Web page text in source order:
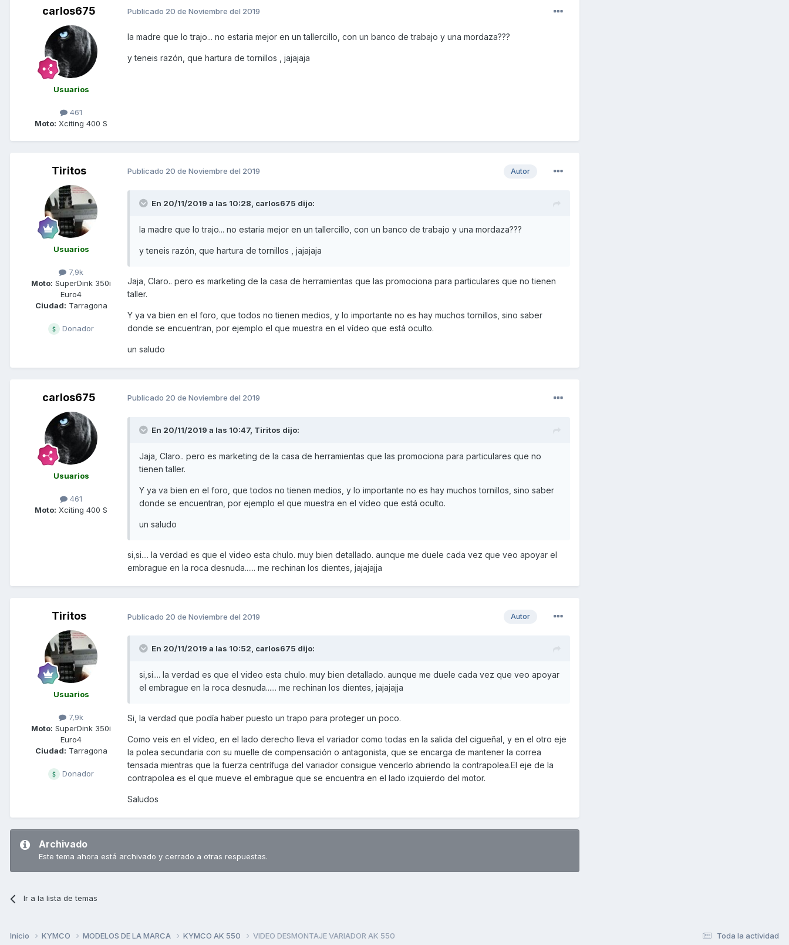
carlos675
Usuarios
461
Moto: Xciting 400 S
Publicado 20 de Noviembre del 2019
la madre que lo trajo... no estaria mejor en un tallercillo, con un banco de trabajo y una mordaza???
y teneis razón, que hartura de tornillos , jajajaja
Tiritos
Usuarios
7,9k
Moto: SuperDink 350i
Euro4
Ciudad: Tarragona
Donador
Autor
Publicado 20 de Noviembre del 2019
En 20/11/2019 a las 10:28, carlos675 dijo:
la madre que lo trajo... no estaria mejor en un tallercillo, con un banco de trabajo y una mordaza???
y teneis razón, que hartura de tornillos , jajajaja
Jaja, Claro.. pero es marketing de la casa de herramientas que las promociona para particulares que no tienen
taller.
Y ya va bien en el foro, que todos no tienen medios, y lo importante no es hay muchos tornillos, sino saber
donde se encuentran, por ejemplo el que muestra en el vídeo que está oculto.
un saludo
carlos675
Usuarios
461
Moto: Xciting 400 S
Publicado 20 de Noviembre del 2019
En 20/11/2019 a las 10:47, Tiritos dijo:
Jaja, Claro.. pero es marketing de la casa de herramientas que las promociona para particulares que no
tienen taller.
Y ya va bien en el foro, que todos no tienen medios, y lo importante no es hay muchos tornillos, sino saber
donde se encuentran, por ejemplo el que muestra en el vídeo que está oculto.
un saludo
si,si.... la verdad es que el video esta chulo. muy bien detallado. aunque me duele cada vez que veo apoyar el
embrague en la roca desnuda...... me rechinan los dientes, jajajajja
Tiritos
Usuarios
7,9k
Moto: SuperDink 350i
Euro4
Ciudad: Tarragona
Donador
Autor
Publicado 20 de Noviembre del 2019
En 20/11/2019 a las 10:52, carlos675 dijo:
si,si.... la verdad es que el video esta chulo. muy bien detallado. aunque me duele cada vez que veo apoyar
el embrague en la roca desnuda...... me rechinan los dientes, jajajajja
Si, la verdad que podía haber puesto un trapo para proteger un poco.
Como veis en el vídeo, en el lado derecho lleva el variador como todas en la salida del cigueñal, y en el otro eje
la polea secundaria con su muelle de compensación o antagonista, que se encarga de mantener la correa
tensada mientras que la fuerza centrífuga del variador consigue vencerlo abriendo la contrapolea.El eje de la
contrapolea es el que mueve el embrague que se encuentra en el lado izquierdo del motor.
Saludos
Archivado
Este tema ahora está archivado y cerrado a otras respuestas.
Ir a la lista de temas
Toda la actividad
Inicio KYMCO MODELOS DE LA MARCA KYMCO AK 550 VIDEO DESMONTAJE VARIADOR AK 550